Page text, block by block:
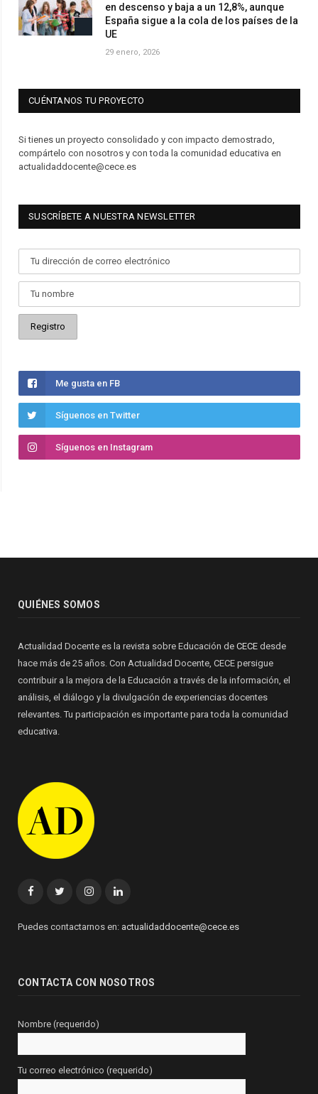
en descenso y baja a un 12,8%, aunque
España sigue a la cola de los países de la
UE
29 enero, 2026
CUÉNTANOS TU PROYECTO
Si tienes un proyecto consolidado y con impacto demostrado,
compártelo con nosotros y con toda la comunidad educativa en
actualidaddocente@cece.es
SUSCRÍBETE A NUESTRA NEWSLETTER
Me gusta en FB
Síguenos en Twitter
Síguenos en Instagram
QUIÉNES SOMOS
Actualidad Docente es la revista sobre Educación de CECE desde
hace más de 25 años. Con Actualidad Docente, CECE persigue
contribuir a la mejora de la Educación a través de la información, el
análisis, el diálogo y la divulgación de experiencias docentes
relevantes. Tu participación es importante para toda la comunidad
educativa.
FacebookTwitterInstagramLinkedin
Puedes contactarnos en: actualidaddocente@cece.es
CONTACTA CON NOSOTROS
Nombre (requerido)
Tu correo electrónico (requerido)